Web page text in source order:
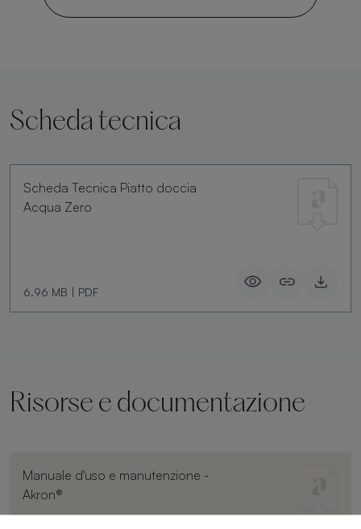
Scheda tecnica
Scheda Tecnica Piatto doccia
Acqua Zero
6.96 MB | PDF
Risorse e documentazione
Manuale d'uso e manutenzione -
Akron®